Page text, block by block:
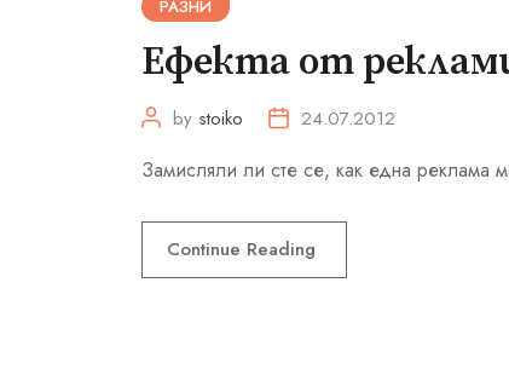
РАЗНИ
Ефекта от
by stoiko 24.07.2012
Замисляли ли сте се, как една реклама
Continue Reading